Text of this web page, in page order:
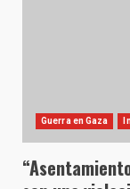
Guerra en Gaza